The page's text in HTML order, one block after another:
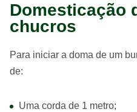
Domesticação
chucros
Para iniciar a doma de um
de:
Uma corda de 1 metro;